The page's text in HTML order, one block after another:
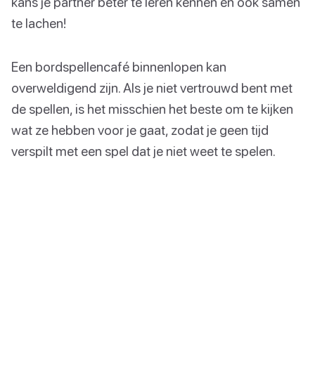
te lachen!
Een bordspellencafé binnenlopen kan
overweldigend zijn. Als je niet vertrouwd bent met
de spellen, is het misschien het beste om te kijken
wat ze hebben voor je gaat, zodat je geen tijd
verspilt met een spel dat je niet weet te spelen.